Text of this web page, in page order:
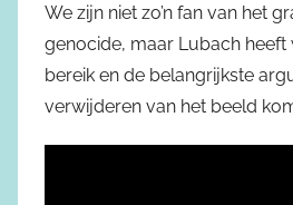
We zijn niet zo’n fan van het
genocide, maar Lubach heeft
bereik en de belangrijkste
verwijderen van het beeld